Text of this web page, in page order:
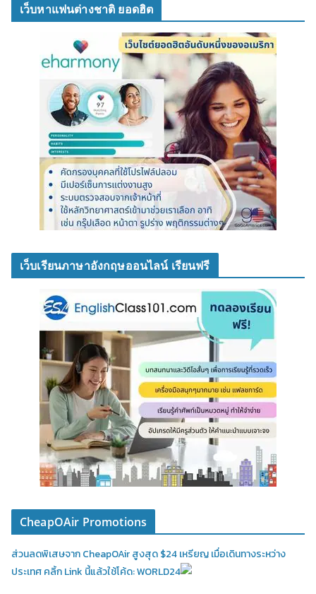
เว็บหาแฟนต่างชาติ ยอดฮิต
เว็บเรียนภาษาอังกฤษออนไลน์ เรียนฟรี
CheapOAir Promotions
ส่วนลดพิเสษจาก CheapOAir สูงสุด $24 เหรียญ เมื่อเดินทางระหว่าง
ประเทศ คลิ้ก Link นี้แล้วใช้โค้ด: WORLD24